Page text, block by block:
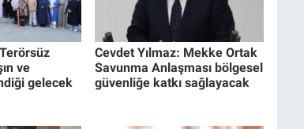
ve
gelecek
Cevdet Yılmaz: Mekke Ortak
Savunma Anlaşması bölgesel
güvenliğe katkı sağlayacak